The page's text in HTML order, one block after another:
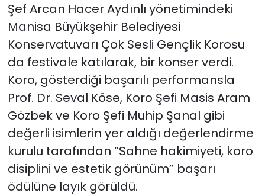
Şef Arcan Hacer Aydınlı yönetimindeki
Manisa Büyükşehir Belediyesi
Konservatuvarı Çok Sesli Gençlik Korosu
da festivale katılarak, bir konser verdi.
Koro, gösterdiği başarılı performansla
Prof. Dr. Seval Köse, Koro Şefi Masis Aram
Gözbek ve Koro Şefi Muhip Şanal gibi
değerli isimlerin yer aldığı değerlendirme
kurulu tarafından “Sahne hakimiyeti, koro
disiplini ve estetik görünüm” başarı
ödülüne layık görüldü.